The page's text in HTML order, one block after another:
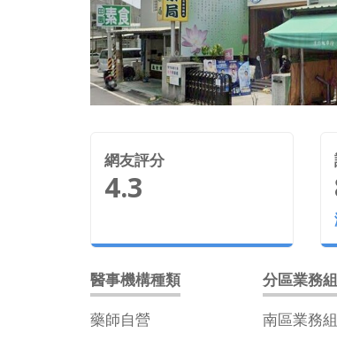
網友評分
4.3
醫事機構種類
藥師自營
分區業務組
南區業務組